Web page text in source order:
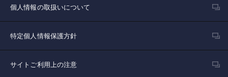
個人情報の取扱いについて
特定個人情報保護方針
サイトご利用上の注意